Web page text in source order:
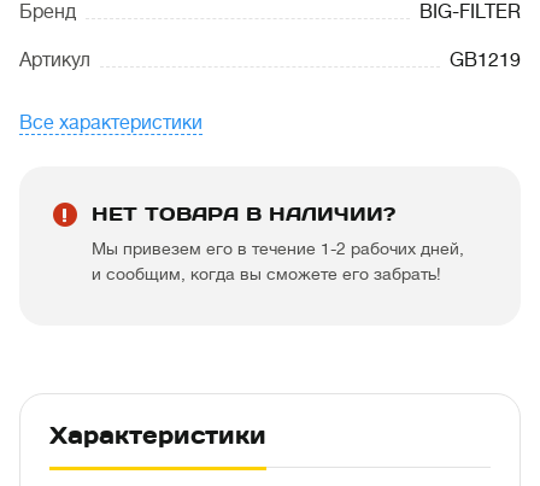
Бренд BIG-FILTER
Артикул GB1219
Все характеристики
НЕТ ТОВАРА В НАЛИЧИИ?
Мы привезем его в течение 1-2 рабочих дней,
и сообщим, когда вы сможете его забрать!
Характеристики